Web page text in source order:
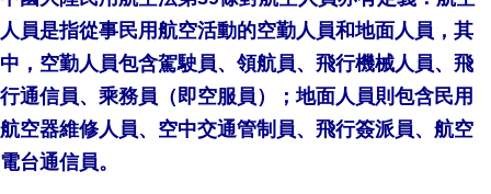
人員是指從事民用航空活動的空勤人員和地面人員，其
中，空勤人員包含駕駛員、領航員、飛行機械人員、飛
行通信員、乘務員（即空服員）；地面人員則包含民用
航空器維修人員、空中交通管制員、飛行簽派員、航空
電台通信員。